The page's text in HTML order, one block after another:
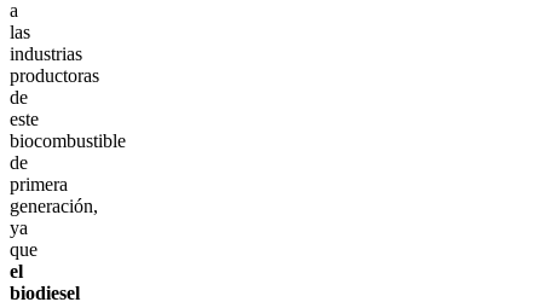
a
las
industrias
productoras
de
este
biocombustible
de
primera
generación,
ya
que
el
biodiesel